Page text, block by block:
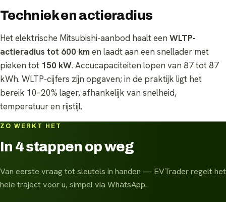
Techniek en actieradius
Het elektrische Mitsubishi-aanbod haalt een WLTP-
actieradius tot 600 km en laadt aan een snellader met
pieken tot 150 kW. Accucapaciteiten lopen van 87 tot 87
kWh. WLTP-cijfers zijn opgaven; in de praktijk ligt het
bereik 10–20% lager, afhankelijk van snelheid,
temperatuur en rijstijl.
ZO WERKT HET
In 4 stappen op weg
Van eerste vraag tot sleutels in handen — EVTrader regelt het
hele traject voor u, simpel via WhatsApp.